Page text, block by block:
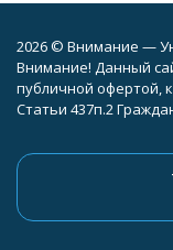
2026 © Внимание —
Внимание! Данный
публичной офертой,
Статьи 437п.2